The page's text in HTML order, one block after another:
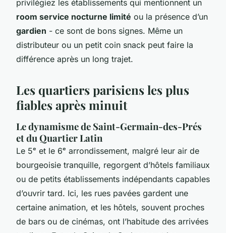
privilégiez les établissements qui mentionnent un
room service nocturne limité ou la présence d’un
gardien - ce sont de bons signes. Même un
distributeur ou un petit coin snack peut faire la
différence après un long trajet.
Les quartiers parisiens les plus
fiables après minuit
Le dynamisme de Saint-Germain-des-Prés
et du Quartier Latin
Le 5ᵉ et le 6ᵉ arrondissement, malgré leur air de
bourgeoisie tranquille, regorgent d’hôtels familiaux
ou de petits établissements indépendants capables
d’ouvrir tard. Ici, les rues pavées gardent une
certaine animation, et les hôtels, souvent proches
de bars ou de cinémas, ont l’habitude des arrivées